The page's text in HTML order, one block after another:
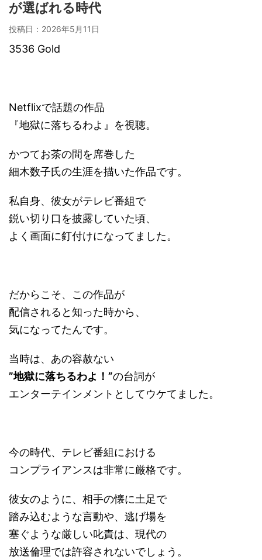
が選ばれる時代
投稿日： 2026年5月11日
3536 Gold
Netflixで話題の作品
『地獄に落ちるわよ』を視聴。
かつてお茶の間を席巻した
細木数子氏の生涯を描いた作品です。
私自身、彼女がテレビ番組で
鋭い切り口を披露していた頃、
よく画面に釘付けになってました。
だからこそ、この作品が
配信されると知った時から、
気になってたんです。
当時は、あの容赦ない
”地獄に落ちるわよ！”の台詞が
エンターテインメントとしてウケてました。
今の時代、テレビ番組における
コンプライアンスは非常に厳格です。
彼女のように、相手の懐に土足で
踏み込むような言動や、逃げ場を
塞ぐような厳しい叱責は、現代の
放送倫理では許容されないでしょう。